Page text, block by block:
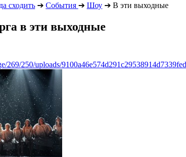
сходить ➔ События ➔ Шоу ➔ В эти выходные
в эти выходные
269/250/uploads/